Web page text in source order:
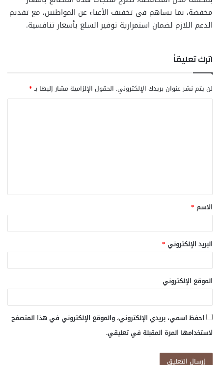
مخفضة، بما يساهم في تخفيف الأعباء عن المواطنين، مع تقديم
الدعم اللازم لضمان استمرارية توفير السلع بأسعار تنافسية.
اترك تعليقاً
لن يتم نشر عنوان بريدك الإلكتروني. الحقول الإلزامية مشار إليها بـ*
ق
*
الاسم *
البريد الإلكتروني *
الموقع الإلكتروني
احفظ اسمي، بريدي الإلكتروني، والموقع الإلكتروني في هذا المتصفح
لاستخدامها المرة المقبلة في تعليقي.